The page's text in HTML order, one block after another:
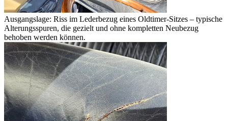
Ausgangslage: Riss im Lederbezug eines Oldtimer-Sitzes – typische
Alterungsspuren, die gezielt und ohne kompletten Neubezug
behoben werden können.